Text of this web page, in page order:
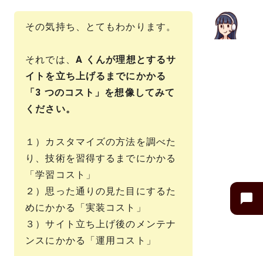
その気持ち、とてもわかります。
それでは、 A くんが理想とするサ
イトを立ち上げるまでにかかる
「3 つのコスト」を想像してみて
ください。
１）カスタマイズの方法を調べた
り、技術を習得するまでにかかる
「学習コスト」
２）思った通りの見た目にするた
めにかかる「実装コスト」
３）サイト立ち上げ後のメンテナ
ンスにかかる「運用コスト」